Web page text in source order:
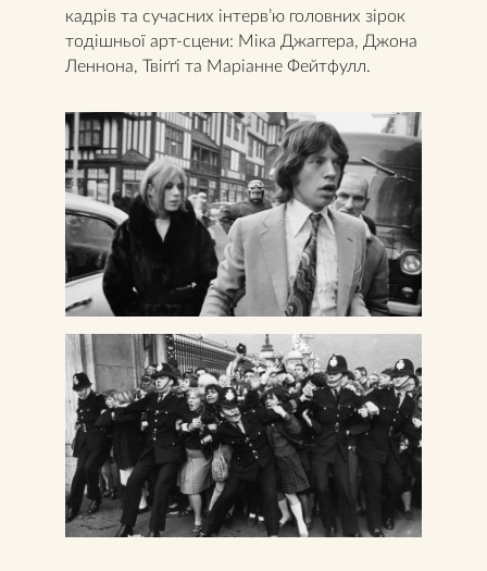
кадрів та сучасних інтерв’ю головних зірок
тодішньої арт-сцени: Міка Джаггера, Джона
Леннона, Твіґґі та Маріанне Фейтфулл.